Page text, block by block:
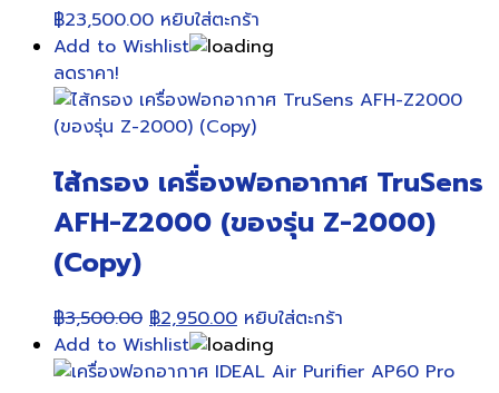
฿23,500.00 หยิบใส่ตะกร้า
Add to Wishlist
ลดราคา!
ไส้กรอง เครื่องฟอกอากาศ TruSens
AFH-Z2000 (ของรุ่น Z-2000)
(Copy)
฿3,500.00 Original
price
was:
฿2,950.00Current
price
is:
หยิบใส่ตะกร้า
Add to Wishlist